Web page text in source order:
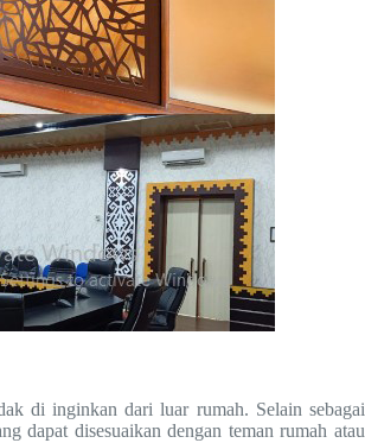
di inginkan dari luar rumah. Selain sebagai
dapat disesuaikan dengan teman rumah atau